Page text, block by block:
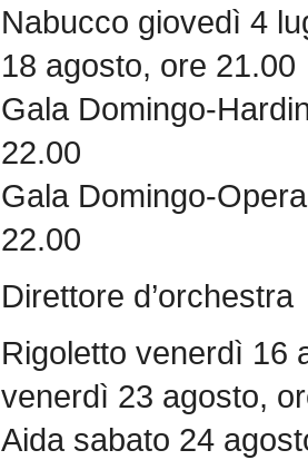
Nabucco giovedì 4
18 agosto, ore 21.00
Gala Domingo-
22.00
Gala Domingo-
22.00
Direttore d’orchestra
Rigoletto venerdì 16
venerdì 23 agosto,
Aida sabato 24